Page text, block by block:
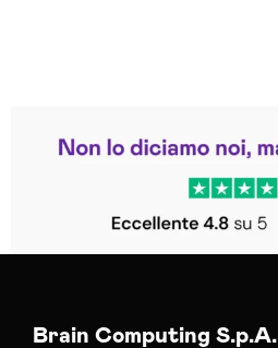
Trustpilot
Brain Computing S.p.A.